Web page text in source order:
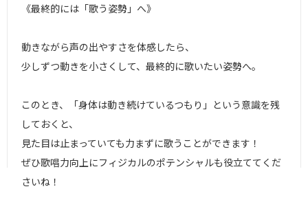
《最終的には「歌う姿勢」へ》
動きながら声の出やすさを体感したら、
少しずつ動きを小さくして、最終的に歌いたい姿勢へ。
このとき、「身体は動き続けているつもり」という意識を残
しておくと、
見た目は止まっていても力まずに歌うことができます！
ぜひ歌唱力向上にフィジカルのポテンシャルも役立ててくだ
さいね！